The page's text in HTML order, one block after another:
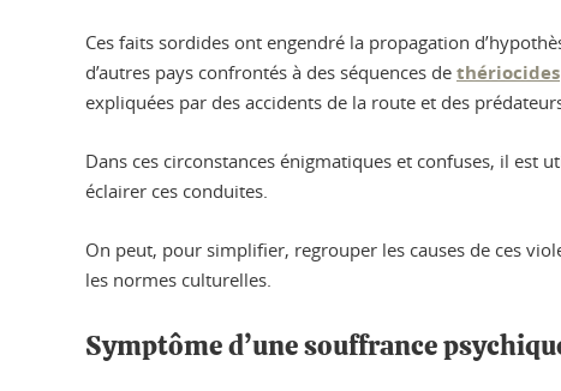
Ces faits sordides ont engendré la propagation
d’autres pays confrontés à des séquences de thériocides
expliquées par des accidents de la route et des
Dans ces circonstances énigmatiques et confuses, il est
éclairer ces conduites.
On peut, pour simplifier, regrouper les causes de ces
les normes culturelles.
Symptôme d’une souffrance